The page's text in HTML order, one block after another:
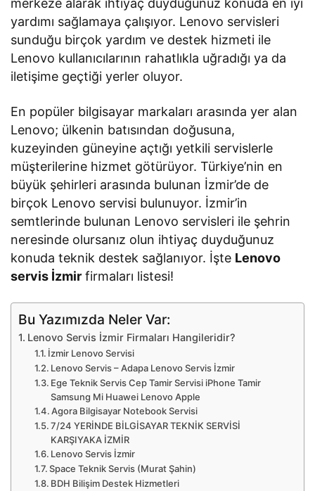
merkeze alarak ihtiyaç duyduğunuz konuda en iyi
yardımı sağlamaya çalışıyor. Lenovo servisleri
sunduğu birçok yardım ve destek hizmeti ile
Lenovo kullanıcılarının rahatlıkla uğradığı ya da
iletişime geçtiği yerler oluyor.
En popüler bilgisayar markaları arasında yer alan
Lenovo; ülkenin batısından doğusuna,
kuzeyinden güneyine açtığı yetkili servislerle
müşterilerine hizmet götürüyor. Türkiye’nin en
büyük şehirleri arasında bulunan İzmir’de de
birçok Lenovo servisi bulunuyor. İzmir’in
semtlerinde bulunan Lenovo servisleri ile şehrin
neresinde olursanız olun ihtiyaç duyduğunuz
konuda teknik destek sağlanıyor. İşte Lenovo
servis İzmir firmaları listesi!
Bu Yazımızda Neler Var:
Lenovo Servis İzmir Firmaları Hangileridir?
İzmir Lenovo Servisi
Lenovo Servis – Adapa Lenovo Servis İzmir
Ege Teknik Servis Cep Tamir Servisi iPhone Tamir
Samsung Mi Huawei Lenovo Apple
Agora Bilgisayar Notebook Servisi
7/24 YERİNDE BİLGİSAYAR TEKNİK SERVİSİ
KARŞIYAKA İZMİR
Lenovo Servis İzmir
Space Teknik Servis (Murat Şahin)
BDH Bilişim Destek Hizmetleri